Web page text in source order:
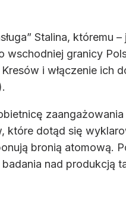
Stalina, któremu
wschodniej granicy
i włączenie ich
zaangażowania
które dotąd się
bronią atomową.
nad produkcją